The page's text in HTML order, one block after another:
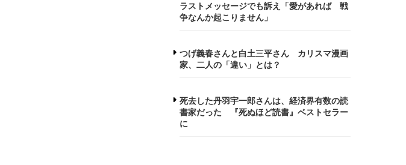
ラストメッセージでも訴え「愛があれば 戦
争なんか起こりません」
つげ義春さんと白土三平さん カリスマ漫画
家、二人の「違い」とは？
死去した丹羽宇一郎さんは、経済界有数の読
書家だった 『死ぬほど読書』ベストセラー
に